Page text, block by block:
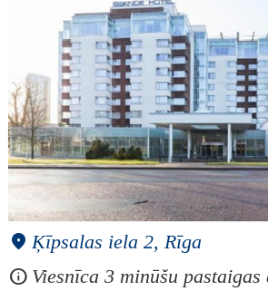
Ķīpsalas iela 2, Rīga
Viesnīca 3 minūšu